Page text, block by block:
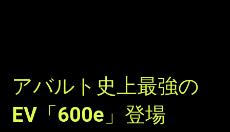
アバルト史上最強の
EV「600e」登場